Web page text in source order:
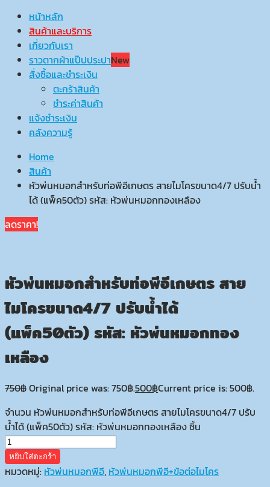
หน้าหลัก
สินค้าและบริการ
เกี่ยวกับเรา
ราวตากผ้าแป๊ปประปาNew
สั่งซื้อและชำระเงิน
ตะกร้าสินค้า
ชำระค่าสินค้า
แจ้งชำระเงิน
คลังความรู้
Home
สินค้า
หัวพ่นหมอกสำหรับท่อพีอีเกษตร สายไมโครขนาด4/7 ปรับน้ำ
ได้ (แพ็ค50ตัว) รหัส: หัวพ่นหมอกทองเหลือง
ลดราคา!
หัวพ่นหมอกสำหรับท่อพีอีเกษตร สาย
ไมโครขนาด4/7 ปรับน้ำได้
(แพ็ค50ตัว) รหัส: หัวพ่นหมอกทอง
เหลือง
750฿Original price was: 750฿.500฿Current price is: 500฿.
จำนวน หัวพ่นหมอกสำหรับท่อพีอีเกษตร สายไมโครขนาด4/7 ปรับ
น้ำได้ (แพ็ค50ตัว) รหัส: หัวพ่นหมอกทองเหลือง ชิ้น
หยิบใส่ตะกร้า
หมวดหมู่: หัวพ่นหมอกพีอี, หัวพ่นหมอกพีอี+ข้อต่อไมโคร